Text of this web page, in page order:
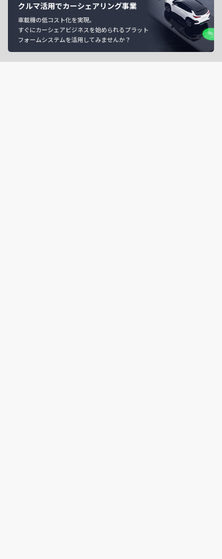
クルマ活用でカーシェアリング事業
車載機の低コスト化を実現。
すぐにカーシェアビジネスを始められるプラット
フォームシステムを活用してみませんか？